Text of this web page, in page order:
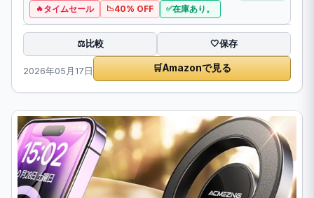
タイムセール 40% OFF 在庫あり。
⚖️比較 🤍保存
2026年05月17日 🛒Amazonで見る